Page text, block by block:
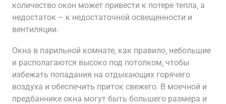
количество окон может привести к потере тепла‚ а
недостаток – к недостаточной освещенности и
вентиляции.
Окна в парильной комнате‚ как правило‚ небольшие
и располагаются высоко под потолком‚ чтобы
избежать попадания на отдыхающих горячего
воздуха и обеспечить приток свежего. В моечной и
предбаннике окна могут быть большего размера и